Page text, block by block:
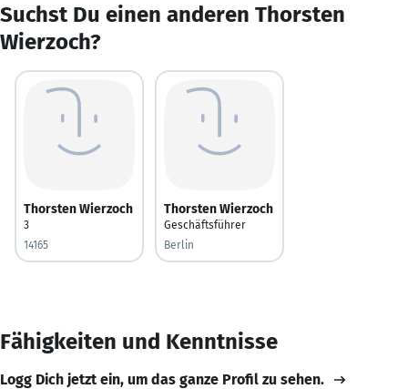
Suchst Du einen anderen Thorsten
Wierzoch?
Thorsten Wierzoch
3
14165
Thorsten Wierzoch
Geschäftsführer
Berlin
Fähigkeiten und Kenntnisse
Logg Dich jetzt ein, um das ganze Profil zu sehen.